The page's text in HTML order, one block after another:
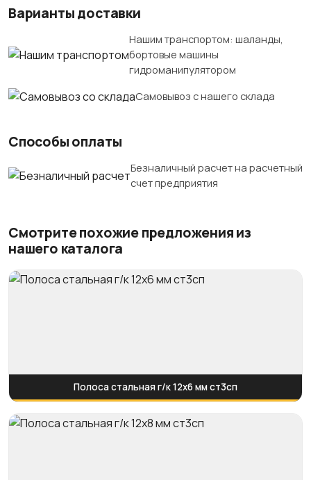
Варианты доставки
Нашим транспортом: шаланды,
бортовые машины
гидроманипулятором
Самовывоз с нашего склада
Способы оплаты
Безналичный расчет на расчетный
счет предприятия
Смотрите похожие предложения из
нашего каталога
Полоса стальная г/к 12х6 мм ст3сп